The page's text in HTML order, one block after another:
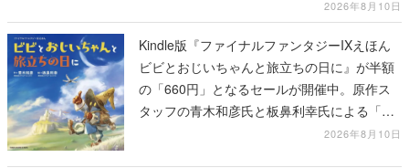
2026年8月10日
Kindle版『ファイナルファンタジーIXえほん
ビビとおじいちゃんと旅立ちの日に』が半額
の「660円」となるセールが開催中。原作ス
タッフの青木和彦氏と板鼻利幸氏による「ビ
2026年8月10日